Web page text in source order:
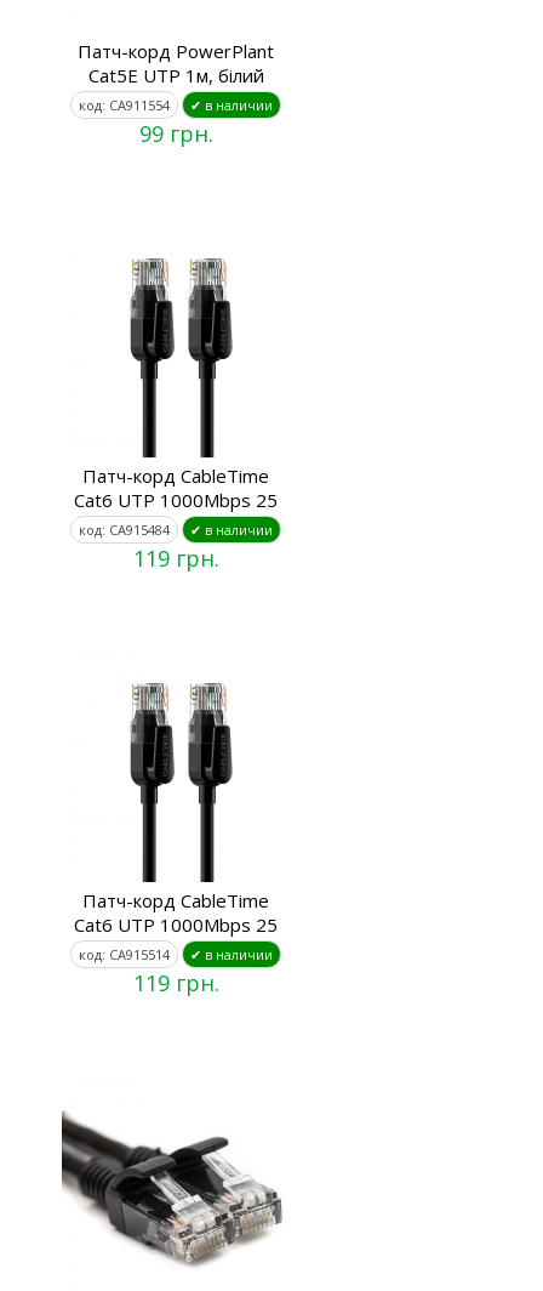
Патч-корд PowerPlant
Cat5E UTP 1м, білий
код: CA911554 ✔ в наличии
99 грн.
Патч-корд CableTime
Cat6 UTP 1000Mbps 25
код: CA915484 ✔ в наличии
119 грн.
Патч-корд CableTime
Cat6 UTP 1000Mbps 25
код: CA915514 ✔ в наличии
119 грн.